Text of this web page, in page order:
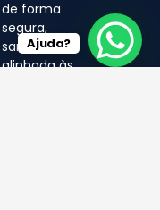
de forma
segura,
sanitária e
alinhada às
Ajuda?